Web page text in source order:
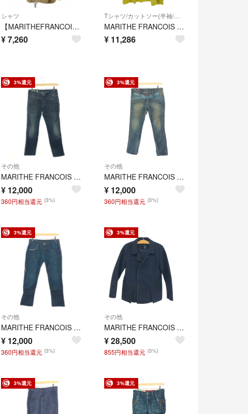
シャツ
【MARITHEFRANCOISGIRBAUD】ストレッチ長袖シャツ
¥7,260
Tシャツ/カットソー(半袖/袖なし)
MARITHE FRANCOIS GIRBAUD(マリテフランソワジルボー)
¥ 11,286
3%還元
その他
MARITHE FRANCOIS GIRBAUD マリテフランソワジルボー デニムパンツ サイズ:L ジーンズ M5-1301 ネイビー メンズ / 240001207671
¥ 12,000
360円相当還元 (3%)
3%還元
その他
MARITHE FRANCOIS GIRBAUD マリテフランソワジルボー デニムパンツ サイズ:L ジーンズ M5-1753 ネイビー/ブルー メンズ / 240001207672
¥ 12,000
360円相当還元 (3%)
3%還元
その他
MARITHE FRANCOIS GIRBAUD マリテフランソワジルボー デニムパンツ サイズ:LL ジーンズ M6-1317 ネイビー メンズ / 240001207673
¥ 12,000
360円相当還元 (3%)
3%還元
その他
MARITHE FRANCOIS GIRBAUD マリテフランソワジルボー メルトンコート サイズ:M ショートコート ネイビー メンズ / 240001207755
¥28,500
855円相当還元 (3%)
3%還元 3%還元